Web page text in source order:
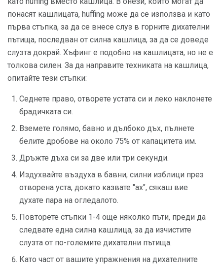
понасят кашлицата, huffing може да се използва и като
първа стъпка, за да се внесе слуз в горните дихателни
пътища, последван от силна кашлица, за да се доведе
слузта докрай. Хъфинг е подобно на кашлицата, но не е
толкова силен. За да направите техниката на кашлица,
опитайте тези стъпки:
Седнете право, отворете устата си и леко наклонете
брадичката си.
Вземете голямо, бавно и дълбоко дъх, пълнете
белите дробове на около 75% от капацитета им.
Дръжте дъха си за две или три секунди.
Издухвайте въздуха в бавни, силни изблици през
отворена уста, докато казвате "ах", сякаш вие
духате пара на огледалото.
Повторете стъпки 1-4 още няколко пъти, преди да
следвате една силна кашлица, за да изчистите
слузта от по-големите дихателни пътища.
Като част от вашите упражнения на дихателните